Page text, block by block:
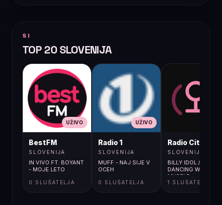
SI
TOP 20 SLOVENIJA
UŽIVO
BestFM
SLOVENIJA
IN VIVO FT. BOYANT
- MOJE LETO
0 SLUŠATELJA
UŽIVO
Radio 1
SLOVENIJA
MUFF - NAJ SIJE V
OCEH
0 SLUŠATELJA
Radio City
SLOVENIJA
BILLY IDOL /
DANCING WITH
MYSELF
1 SLUŠATELJA